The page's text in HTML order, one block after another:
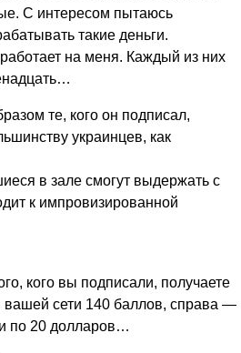
С интересом пытаюсь
такие деньги.
на меня. Каждый из них
те, кого он подписал,
украинцев, как
в зале смогут выдержать с
к импровизированной
кого вы подписали, получаете
сети 140 баллов, справа —
по 20 долларов…